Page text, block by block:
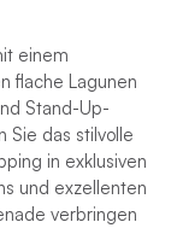
einem
flache Lagunen
Stand-Up-
Sie das stilvolle
in exklusiven
und exzellenten
verbringen